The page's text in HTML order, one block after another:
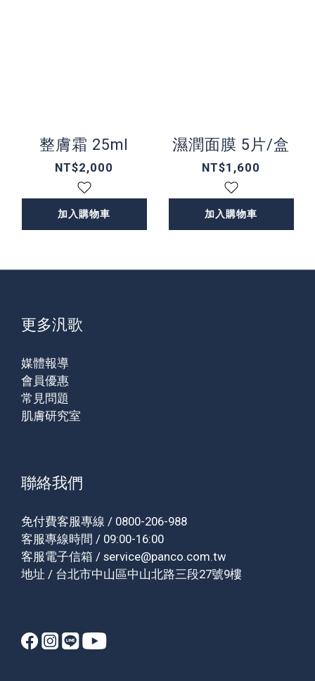
整膚霜 25ml
NT$2,000
加入購物車
濕潤面膜 5片/盒
NT$1,600
加入購物車
更多汎歌
媒體報導
會員優惠
常見問題
肌膚研究室
聯絡我們
免付費客服專線 / 0800-206-988
客服專線時間 / 09:00-16:00
客服電子信箱 / service@panco.com.tw
地址 / 台北市中山區中山北路三段27號9樓